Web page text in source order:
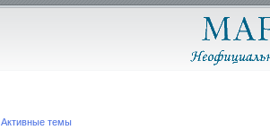
Активные темы